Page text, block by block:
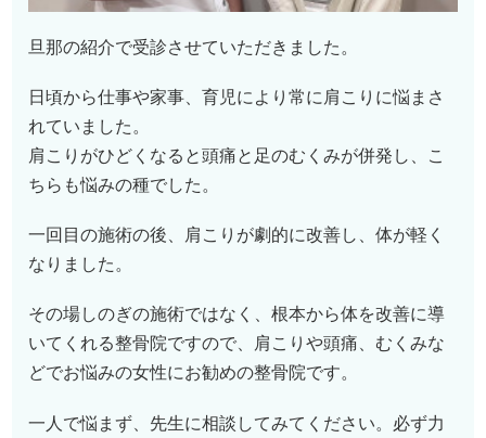
旦那の紹介で受診させていただきました。
日頃から仕事や家事、育児により常に肩こりに悩まさ
れていました。
肩こりがひどくなると頭痛と足のむくみが併発し、こ
ちらも悩みの種でした。
一回目の施術の後、肩こりが劇的に改善し、体が軽く
なりました。
その場しのぎの施術ではなく、根本から体を改善に導
いてくれる整骨院ですので、肩こりや頭痛、むくみな
どでお悩みの女性にお勧めの整骨院です。
一人で悩まず、先生に相談してみてください。必ず力